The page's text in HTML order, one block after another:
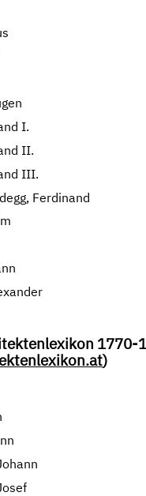
I.
II.
III.
Ferdinand
1770-
)
Johann